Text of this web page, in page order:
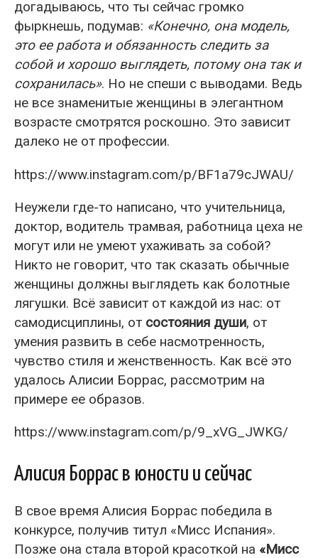
догадываюсь, что ты сейчас громко
фыркнешь, подумав: «Конечно, она модель,
это ее работа и обязанность следить за
собой и хорошо выглядеть, потому она так и
сохранилась». Но не спеши с выводами. Ведь
не все знаменитые женщины в элегантном
возрасте смотрятся роскошно. Это зависит
далеко не от профессии.
https://www.instagram.com/p/BF1a79cJWAU/
Неужели где-то написано, что учительница,
доктор, водитель трамвая, работница цеха не
могут или не умеют ухаживать за собой?
Никто не говорит, что так сказать обычные
женщины должны выглядеть как болотные
лягушки. Всё зависит от каждой из нас: от
самодисциплины, от состояния души, от
умения развить в себе насмотренность,
чувство стиля и женственность. Как всё это
удалось Алисии Боррас, рассмотрим на
примере ее образов.
https://www.instagram.com/p/9_xVG_JWKG/
Алисия Боррас в юности и сейчас
В свое время Алисия Боррас победила в
конкурсе, получив титул «Мисс Испания».
Позже она стала второй красоткой на «Мисс